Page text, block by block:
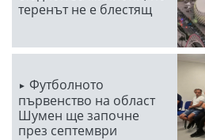
теренът не е блестящ
Футболното
първенство на област
Шумен ще започне
през септември